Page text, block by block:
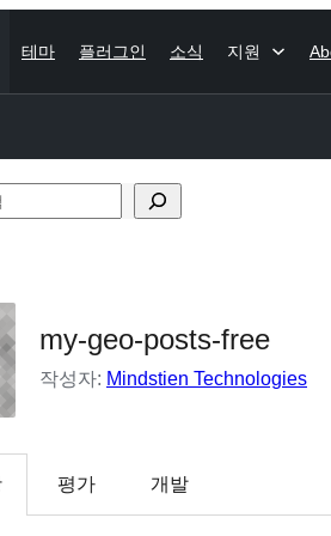
테마 플러그인 소식 지원
my-geo-posts-free
작성자: Mindstien Technologies
평가 개발